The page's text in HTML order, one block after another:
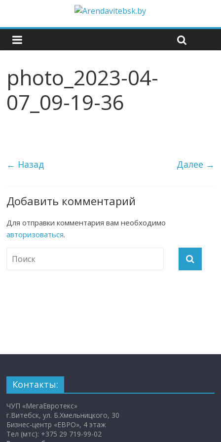
photo_2023-04-
07_09-19-36
← Назад Далее →
Добавить комментарий
Для отправки комментария вам необходимо
авторизоваться.
Контакты:
ЧУП «МегаЕвротекс»
г.Витебск, ул. Б.Хмельницкого, 30
Бизнес-центр «ЕВРО», 4 этаж
Тел (мтс): +375 29 719-99-02